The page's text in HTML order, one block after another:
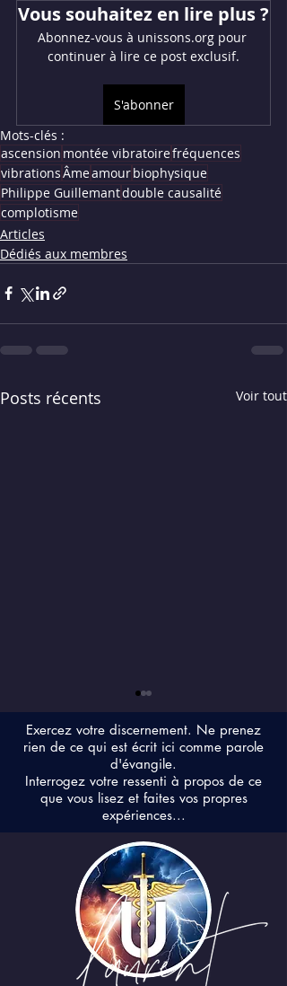
Vous souhaitez en lire plus ?
Abonnez-vous à unissons.org pour
continuer à lire ce post exclusif.
S'abonner
Mots-clés :
ascension montée vibratoirefréquences
vibrationsÂmeamourbiophysique
Philippe Guillemantdouble causalité
complotisme
Articles
Dédiés aux membres
Posts récents Voir tout
Les entendez-vous
chanter pour nous ?
Exercez votre discernement. Ne prenez
rien de ce qui est écrit ici comme parole
d'évangile.
Interrogez votre ressenti à propos de ce
que vous lisez et faites vos propres
expériences...